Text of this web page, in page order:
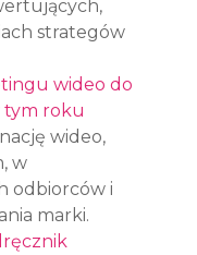
strategów
wideo do
tym roku
wideo,
w
odbiorców i
marki.